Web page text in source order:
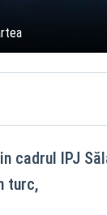
cadrul IPJ
turc,